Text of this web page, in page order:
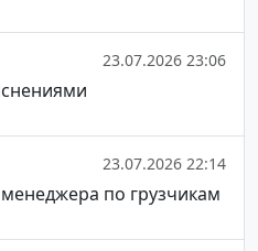
23.07.2026 23:06
23.07.2026 22:14
по грузчикам